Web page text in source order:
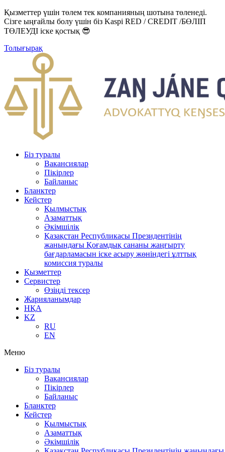
Қызметтер үшін төлем тек компанияның шотына төленеді.
Сізге ыңғайлы болу үшін біз Kaspi RED / CREDIT /БӨЛІП
ТӨЛЕУДІ іске қостық 😎
Толығырақ
Біз туралы
Вакансиялар
Пікірлер
Байланыс
Бланктер
Кейстер
Қылмыстық
Азаматтық
Әкімшілік
Қазақстан Республикасы Президентінің
жанындағы Қоғамдық сананы жаңғырту
бағдарламасын іске асыру жөніндегі ұлттық
комиссия туралы
Қызметтер
Сервистер
Өзіңді тексер
Жарияланымдар
НҚА
KZ
RU
EN
Меню
Біз туралы
Вакансиялар
Пікірлер
Байланыс
Бланктер
Кейстер
Қылмыстық
Азаматтық
Әкімшілік